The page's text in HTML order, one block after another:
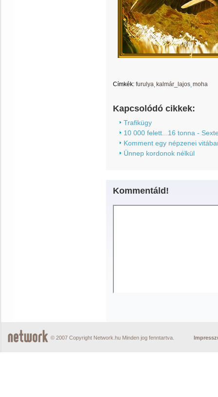
Címkék: furulya kalmár_lajos moha
Kapcsolódó cikkek:
Trafikügy
10 000 felett...16 tonna -
Komment egy népzenei
Ünnep kordonok nélkül
Kommentáld!
© 2007 Copyright Network.hu Minden jog fenntartva.